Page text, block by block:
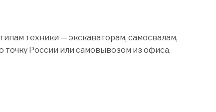
техники — экскаваторам, самосвалам,
точку России или самовывозом из офиса.